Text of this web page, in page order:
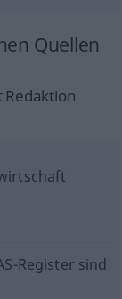
Quellen
Register sind